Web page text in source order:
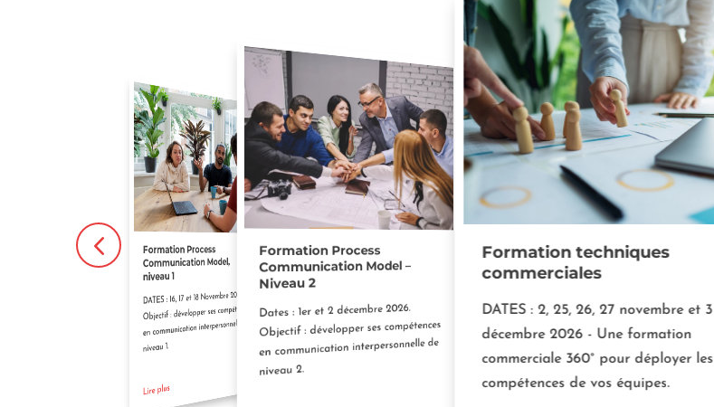
Formation Elément Humain –
Module 2
Formation Process
Communication Model,
niveau 1
DATES : 16, 17 et 18 Novembre 2026
Objectif : développer ses compétences
en communication interpersonnelle de
niveau 1.
Lire plus
Formation Process
Communication Model –
Niveau 2
Dates : 1er et 2 décembre 2026.
Objectif : développer ses compétences
en communication interpersonnelle de
niveau 2.
Formation techniques
commerciales
DATES : 2, 25, 26, 27 novembre et 3
décembre 2026 - Une formation
commerciale 360° pour déployer les
compétences de vos équipes.